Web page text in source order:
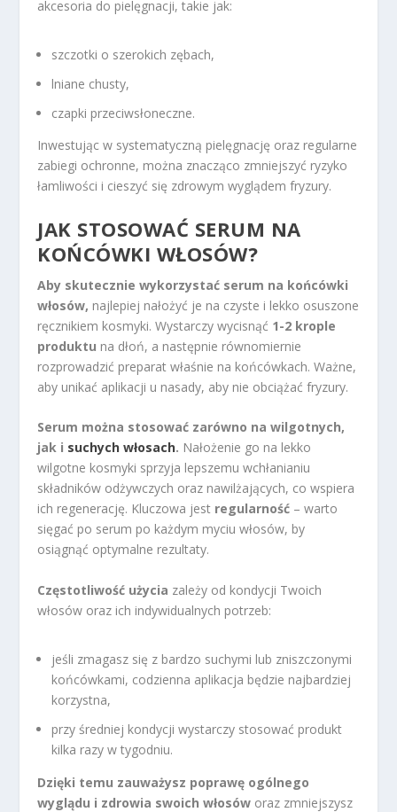
akcesoria do pielęgnacji, takie jak:
szczotki o szerokich zębach,
lniane chusty,
czapki przeciwsłoneczne.
Inwestując w systematyczną pielęgnację oraz regularne
zabiegi ochronne, można znacząco zmniejszyć ryzyko
łamliwości i cieszyć się zdrowym wyglądem fryzury.
JAK STOSOWAĆ SERUM NA
KOŃCÓWKI WŁOSÓW?
Aby skutecznie wykorzystać serum na końcówki
włosów, najlepiej nałożyć je na czyste i lekko osuszone
ręcznikiem kosmyki. Wystarczy wycisnąć 1-2 krople
produktu na dłoń, a następnie równomiernie
rozprowadzić preparat właśnie na końcówkach. Ważne,
aby unikać aplikacji u nasady, aby nie obciążać fryzury.
Serum można stosować zarówno na wilgotnych,
jak i suchych włosach. Nałożenie go na lekko
wilgotne kosmyki sprzyja lepszemu wchłanianiu
składników odżywczych oraz nawilżających, co wspiera
ich regenerację. Kluczowa jest regularność – warto
sięgać po serum po każdym myciu włosów, by
osiągnąć optymalne rezultaty.
Częstotliwość użycia zależy od kondycji Twoich
włosów oraz ich indywidualnych potrzeb:
jeśli zmagasz się z bardzo suchymi lub zniszczonymi
końcówkami, codzienna aplikacja będzie najbardziej
korzystna,
przy średniej kondycji wystarczy stosować produkt
kilka razy w tygodniu.
Dzięki temu zauważysz poprawę ogólnego
wyglądu i zdrowia swoich włosów oraz zmniejszysz